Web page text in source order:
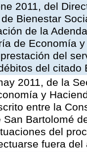
2011, del
Bienestar
de la
de Economía
del
del citado
2011, de la
y
entre la
Bartolomé
del
fuera